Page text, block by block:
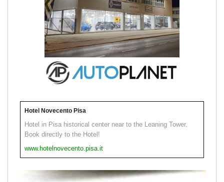
Hotel Novecento Pisa
Hotel in Pisa historical center near to the Leaning Tower.
Book directly to the Hotel!
www.hotelnovecento.pisa.it